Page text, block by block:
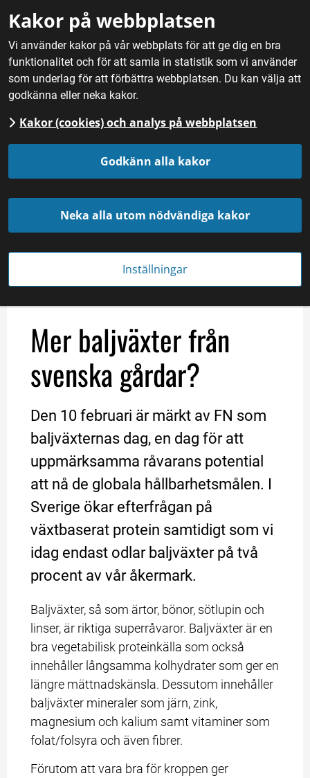
Kakor på webbplatsen
Vi använder kakor på vår webbplats för att ge dig en bra
funktionalitet och för att samla in statistik som vi använder
som underlag för att förbättra webbplatsen. Du kan välja att
godkänna eller neka kakor.
Kakor (cookies) och analys på webbplatsen
Godkänn alla kakor
Neka alla utom nödvändiga kakor
Inställningar
Hem / Nyheter
Sötlupin är en av alla växter som ingår i familjen baljväxter. Foto: Maria
Mer baljväxter från
svenska gårdar?
Den 10 februari är märkt av FN som
baljväxternas dag, en dag för att
uppmärksamma råvarans potential
att nå de globala hållbarhetsmålen. I
Sverige ökar efterfrågan på
växtbaserat protein samtidigt som vi
idag endast odlar baljväxter på två
procent av vår åkermark.
Baljväxter, så som ärtor, bönor, sötlupin och
linser, är riktiga superråvaror. Baljväxter är en
bra vegetabilisk proteinkälla som också
innehåller långsamma kolhydrater som ger en
längre mättnadskänsla. Dessutom innehåller
baljväxter mineraler som järn, zink,
magnesium och kalium samt vitaminer som
folat/folsyra och även fibrer.
Förutom att vara bra för kroppen ger